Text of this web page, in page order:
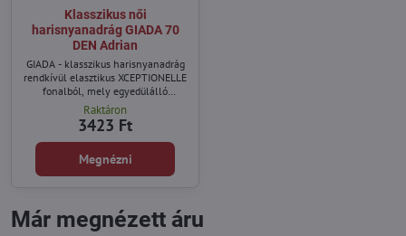
Klasszikus női
harisnyanadrág GIADA 70
DEN Adrian
GIADA - klasszikus harisnyanadrág
rendkívül elasztikus XCEPTIONELLE
fonalból, mely egyedülálló
melegségérzetet biztosít.
Raktáron
3423 Ft
Megnézni
Már megnézett áru